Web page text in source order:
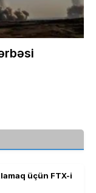
üçün FTX-i